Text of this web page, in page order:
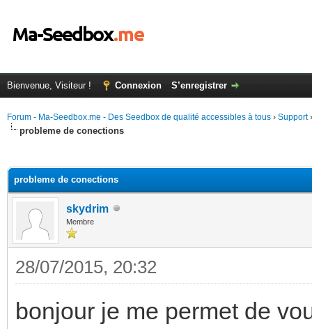
Bienvenue, Visiteur ! Connexion S’enregistrer
Forum - Ma-Seedbox.me - Des Seedbox de qualité accessibles à tous › Support
probleme de conections
probleme de conections
skydrim
Membre
28/07/2015, 20:32
bonjour je me permet de